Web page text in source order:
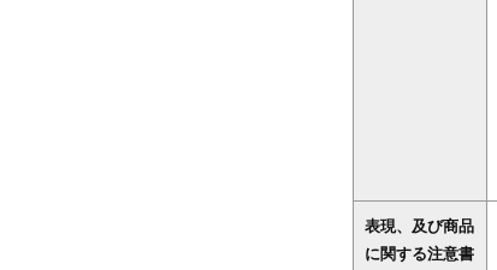
表現、及び商品
に関する注意書